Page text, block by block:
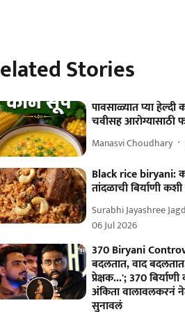
Stories
पावसाळ्यात प्या हेल्दी
चवीसह आरोग्यासाठी
Manasvi Choudhary
Black rice biryani:
तांदळाची बिर्याणी
Surabhi Jayashree
06 Jul 2026
370 Biryani
बदलतात, वाद
प्रेक्षक...'; 370 बिर्याणी
अंकिता वालावलकरनं
सुनावलं